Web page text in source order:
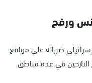
ورفح
ضرباته على مواقع
في عدة مناطق